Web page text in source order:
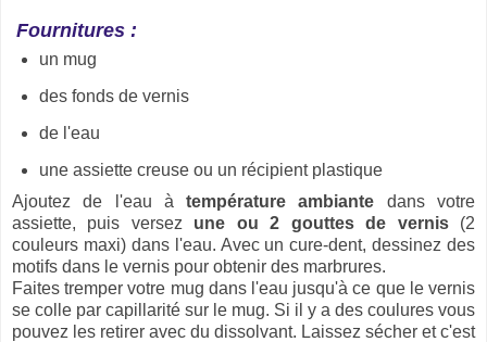
Fournitures :
un mug
des fonds de vernis
de l'eau
une assiette creuse ou un récipient plastique
Ajoutez de l'eau àtempérature ambiante dans votre
assiette, puis versez une ou 2 gouttes de vernis (2
couleurs maxi) dans l'eau. Avec un cure-dent, dessinez des
motifs dans le vernis pour obtenir des marbrures.
Faites tremper votre mug dans l'eau jusqu'à ce que le vernis
se colle par capillarité sur le mug. Si il y a des coulures vous
pouvez les retirer avec du dissolvant. Laissez sécher et c'est